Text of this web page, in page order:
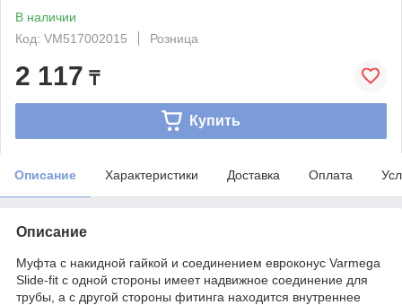
В наличии
Код: VM517002015
Розница
2 117 ₸
Купить
Описание Характеристики Доставка Оплата
Описание
Муфта с накидной гайкой и соединением евроконус Varmega
Slide-fit с одной стороны имеет надвижное соединение для
трубы, а с другой стороны фитинга находится внутреннее